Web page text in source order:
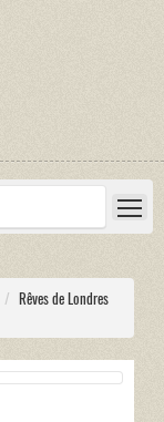
Rêves de Londres